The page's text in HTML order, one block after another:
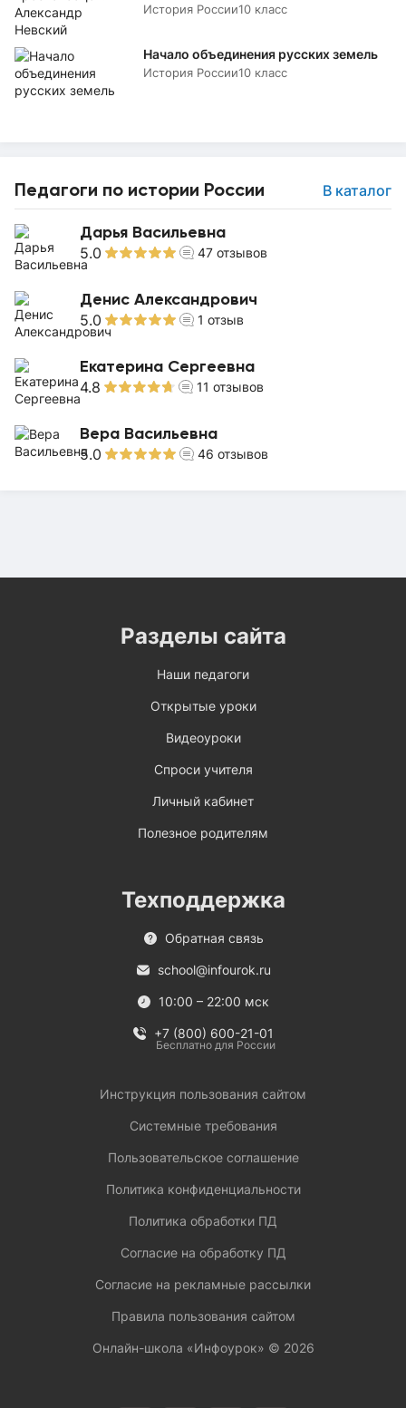
История России10 класс
Начало объединения русских земель
История России10 класс
Педагоги по истории России В каталог
Дарья Васильевна
5.0 47 отзывов
Денис Александрович
5.0 1 отзыв
Екатерина Сергеевна
4.8 11 отзывов
Вера Васильевна
5.0 46 отзывов
Разделы сайта
Наши педагоги
Открытые уроки
Видеоуроки
Спроси учителя
Личный кабинет
Полезное родителям
Техподдержка
Обратная связь
school@infourok.ru
10:00 – 22:00 мск
+7 (800) 600-21-01
Бесплатно для России
Инструкция пользования сайтом
Системные требования
Пользовательское соглашение
Политика конфиденциальности
Политика обработки ПД
Согласие на обработку ПД
Согласие на рекламные рассылки
Правила пользования сайтом
Онлайн-школа «Инфоурок» © 2026